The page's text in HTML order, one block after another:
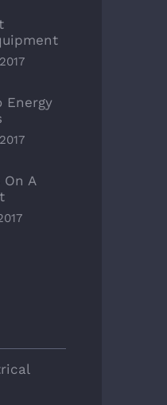
Energy
A